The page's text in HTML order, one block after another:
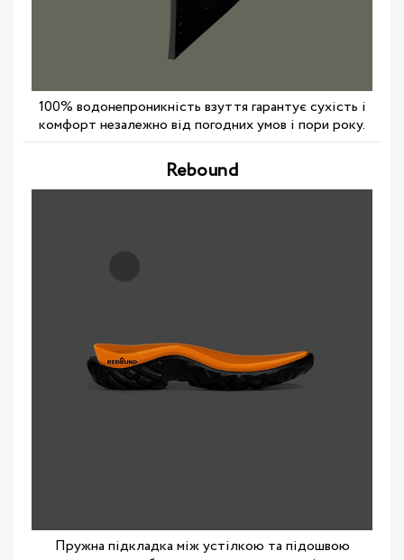
100% водонепроникність взуття гарантує сухість і
комфорт незалежно від погодних умов і пори року.
Rebound
Пружна підкладка між устілкою та підошвою